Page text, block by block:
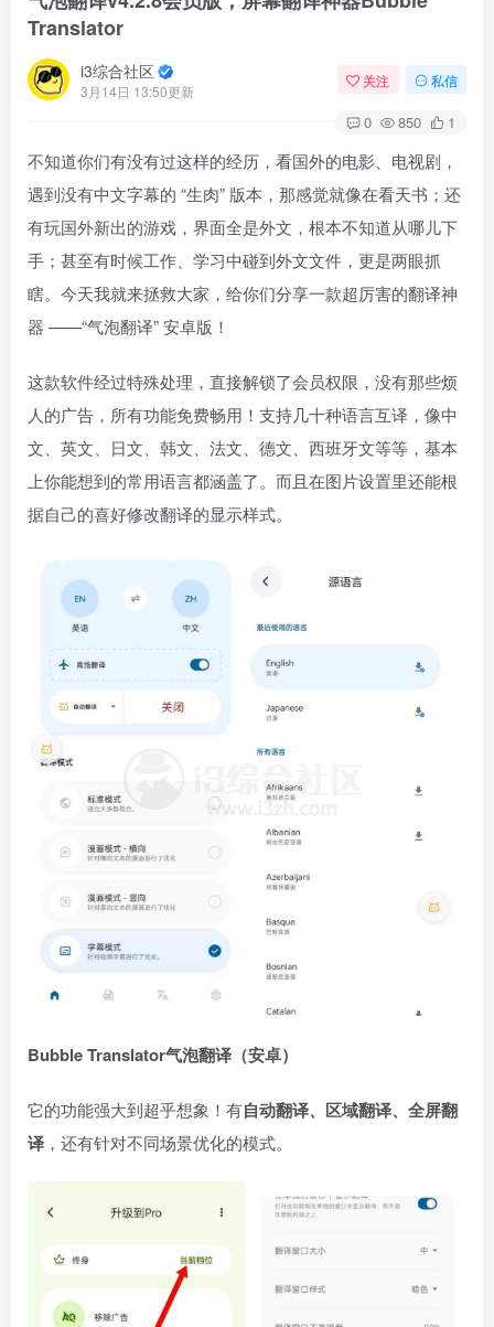
Translator
i3综合社区
3月14日 13:50更新
关注 私信
0 850 1
不知道你们有没有过这样的经历，看国外的电影、电视剧，
遇到没有中文字幕的 “生肉” 版本，那感觉就像在看天书；还
有玩国外新出的游戏，界面全是外文，根本不知道从哪儿下
手；甚至有时候工作、学习中碰到外文文件，更是两眼抓
瞎。今天我就来拯救大家，给你们分享一款超厉害的翻译神
器 ——“气泡翻译” 安卓版！
这款软件经过特殊处理，直接解锁了会员权限，没有那些烦
人的广告，所有功能免费畅用！支持几十种语言互译，像中
文、英文、日文、韩文、法文、德文、西班牙文等等，基本
上你能想到的常用语言都涵盖了。而且在图片设置里还能根
据自己的喜好修改翻译的显示样式。
Bubble Translator气泡翻译（安卓）
它的功能强大到超乎想象！有自动翻译、区域翻译、全屏翻
译 ，还有针对不同场景优化的模式。